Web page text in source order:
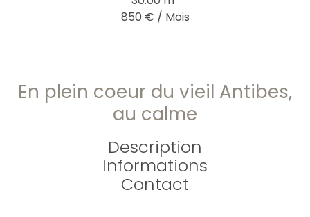
850 € / Mois
En plein coeur du vieil Antibes,
au calme
Description
Informations
Contact